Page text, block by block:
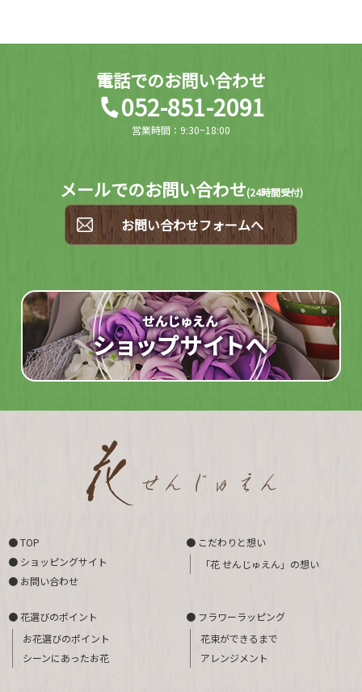
電話でのお問い合わせ
052-851-2091
営業時間：9:30~18:00
メールでのお問い合わせ(24時間受付)
お問い合わせフォームへ
● TOP
● ショッピングサイト
● お問い合わせ
● こだわりと想い
「花 せんじゅえん」の想い
● 花選びのポイント
お花選びのポイント
シーンにあったお花
● フラワーラッピング
花束ができるまで
アレンジメント